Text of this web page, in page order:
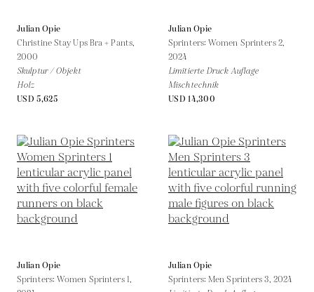
Julian Opie
Christine Stay Ups Bra + Pants,
2000
Skulptur / Objekt
Holz
USD 5,625
Julian Opie
Sprinters: Women Sprinters 2,
2024
Limitierte Druck Auflage
Mischtechnik
USD 14,300
Julian Opie
Sprinters: Women Sprinters 1,
Julian Opie
Sprinters: Men Sprinters 3, 2024